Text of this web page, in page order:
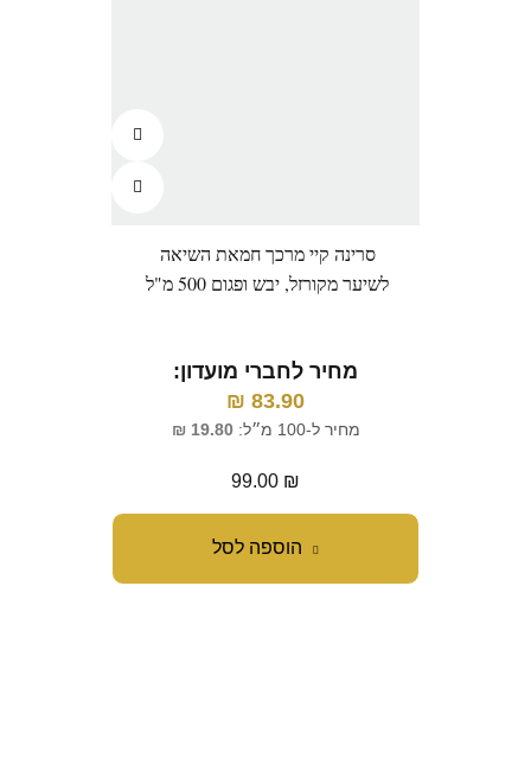
הוספה לסל
סרינה קיי מרכך חמאת השיאה
לשיער מקורזל, יבש ופגום 500 מ"ל
מחיר לחברי מועדון:
83.90
₪
מחיר ל-100 מ״ל: 19.80
₪
99.00 ₪